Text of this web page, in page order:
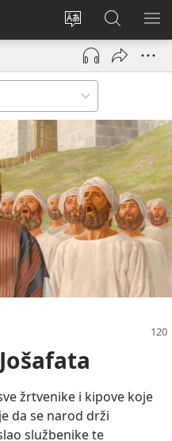
Promijeni
jezik
Prijava
(otvara
prozor)
JW.ORG
|
Pretraga
žrtvenike i kipove koje
da se narod drži
službenike te